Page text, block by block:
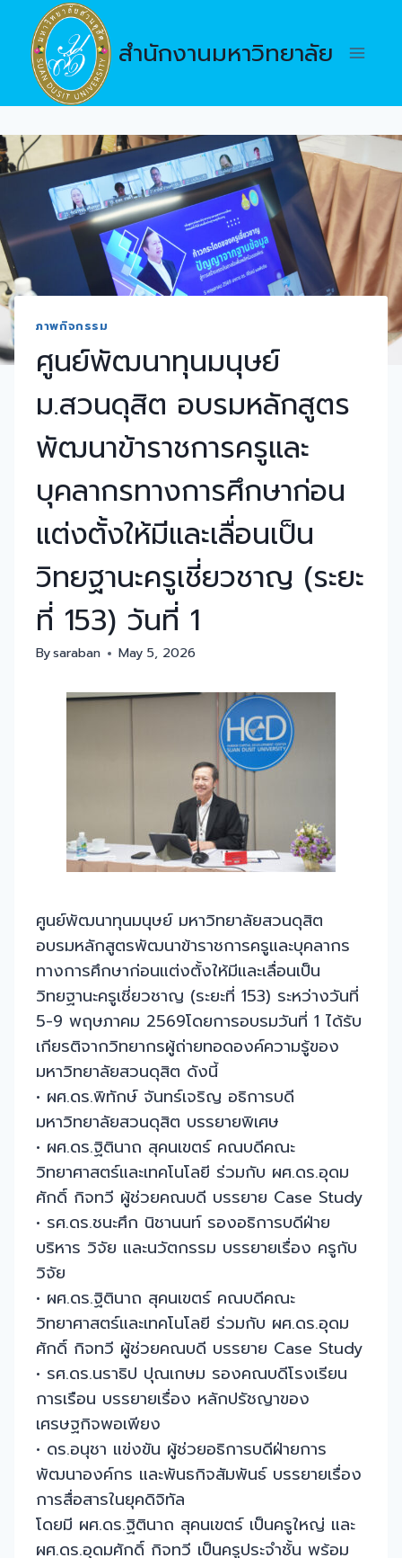
content
สำนักงานมหาวิทยาลัย
ภาพกิจกรรม
ศูนย์พัฒนาทุนมนุษย์
ม.สวนดุสิต อบรมหลักสูตร
พัฒนาข้าราชการครูและ
บุคลากรทางการศึกษาก่อน
แต่งตั้งให้มีและเลื่อนเป็น
วิทยฐานะครูเชี่ยวชาญ (ระยะ
ที่ 153) วันที่ 1
Bysaraban May 5, 2026
ศูนย์พัฒนาทุนมนุษย์ มหาวิทยาลัยสวนดุสิต
อบรมหลักสูตรพัฒนาข้าราชการครูและบุคลากร
ทางการศึกษาก่อนแต่งตั้งให้มีและเลื่อนเป็น
วิทยฐานะครูเชี่ยวชาญ (ระยะที่ 153) ระหว่างวันที่
5-9 พฤษภาคม 2569โดยการอบรมวันที่ 1 ได้รับ
เกียรติจากวิทยากรผู้ถ่ายทอดองค์ความรู้ของ
มหาวิทยาลัยสวนดุสิต ดังนี้
• ผศ.ดร.พิทักษ์ จันทร์เจริญ อธิการบดี
มหาวิทยาลัยสวนดุสิต บรรยายพิเศษ
• ผศ.ดร.ฐิตินาถ สุคนเขตร์ คณบดีคณะ
วิทยาศาสตร์และเทคโนโลยี ร่วมกับ ผศ.ดร.อุดม
ศักดิ์ กิจทวี ผู้ช่วยคณบดี บรรยาย Case Study
• รศ.ดร.ชนะศึก นิชานนท์ รองอธิการบดีฝ่าย
บริหาร วิจัย และนวัตกรรม บรรยายเรื่อง ครูกับ
วิจัย
• ผศ.ดร.ฐิตินาถ สุคนเขตร์ คณบดีคณะ
วิทยาศาสตร์และเทคโนโลยี ร่วมกับ ผศ.ดร.อุดม
ศักดิ์ กิจทวี ผู้ช่วยคณบดี บรรยาย Case Study
• รศ.ดร.นราธิป ปุณเกษม รองคณบดีโรงเรียน
การเรือน บรรยายเรื่อง หลักปรัชญาของ
เศรษฐกิจพอเพียง
• ดร.อนุชา แข่งขัน ผู้ช่วยอธิการบดีฝ่ายการ
พัฒนาองค์กร และพันธกิจสัมพันธ์ บรรยายเรื่อง
การสื่อสารในยุคดิจิทัล
โดยมี ผศ.ดร.ฐิตินาถ สุคนเขตร์ เป็นครูใหญ่ และ
ผศ.ดร.อุดมศักดิ์ กิจทวี เป็นครูประจำชั้น พร้อม